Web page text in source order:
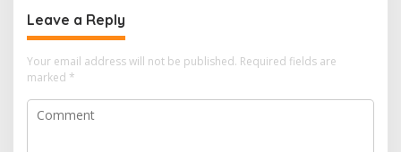
Leave a Reply
Your email address will not be published. Required fields are
marked *